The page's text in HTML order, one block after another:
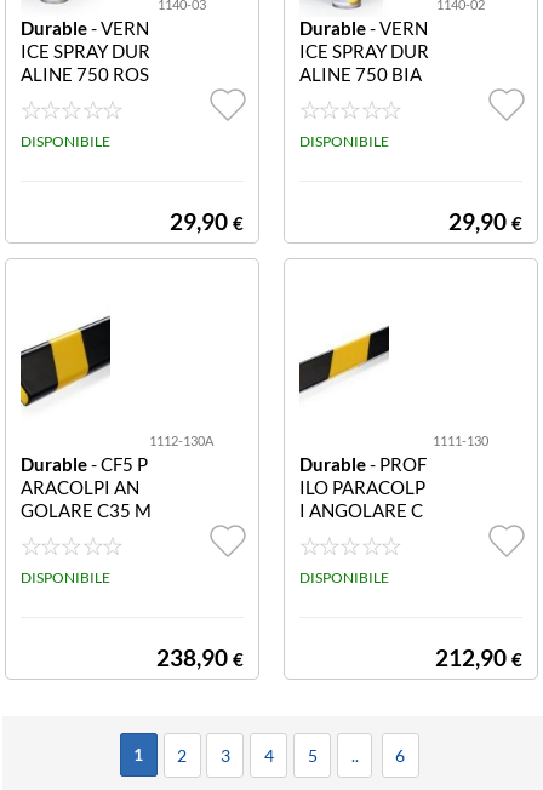
1140-03
Durable- VERN
ICE SPRAY DUR
ALINE 750 ROS
SA 1140-03 Ver
nice spray DUR
ALINE 750 ROS
DISPONIBILE
29,90 €
1140-02
Durable- VERN
ICE SPRAY DUR
ALINE 750 BIA
NCA 1140-02 V
ernice spray DU
RALINE 750 BI
DISPONIBILE
29,90 €
1112-130A
Durable- CF5 P
ARACOLPI AN
GOLARE C35 M
AGNETIC 1112
-130A
DISPONIBILE
238,90 €
1111-130
Durable- PROF
ILO PARACOLP
I ANGOLARE C
20 MAGNETIC
O CF5 1111-13
0 Profilo paracol
DISPONIBILE
212,90 €
1 2 3 4 5 .. 6